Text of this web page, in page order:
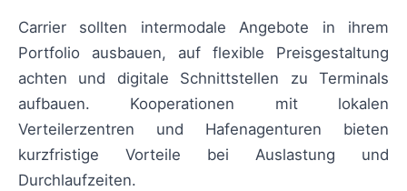
Carrier sollten intermodale Angebote in ihrem
Portfolio ausbauen, auf flexible Preisgestaltung
achten und digitale Schnittstellen zu Terminals
aufbauen. Kooperationen mit lokalen
Verteilerzentren und Hafenagenturen bieten
kurzfristige Vorteile bei Auslastung und
Durchlaufzeiten.